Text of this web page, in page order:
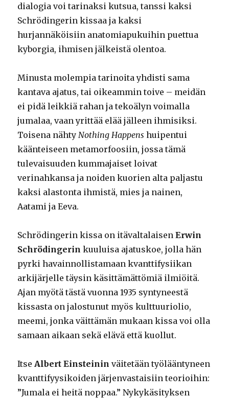
dialogia voi tarinaksi kutsua, tanssi kaksi
Schrödingerin kissaa ja kaksi
hurjannäköisiin anatomiapukuihin puettua
kyborgia, ihmisen jälkeistä olentoa.
Minusta molempia tarinoita yhdisti sama
kantava ajatus, tai oikeammin toive – meidän
ei pidä leikkiä rahan ja tekoälyn voimalla
jumalaa, vaan yrittää elää jälleen ihmisiksi.
Toisena nähty Nothing Happens huipentui
käänteiseen metamorfoosiin, jossa tämä
tulevaisuuden kummajaiset loivat
verinahkansa ja noiden kuorien alta paljastu
kaksi alastonta ihmistä, mies ja nainen,
Aatami ja Eeva.
Schrödingerin kissa on itävaltalaisenErwin
Schrödingerin kuuluisa ajatuskoe, jolla hän
pyrki havainnollistamaan kvanttifysiikan
arkijärjelle täysin käsittämättömiä ilmiöitä.
Ajan myötä tästä vuonna 1935 syntyneestä
kissasta on jalostunut myös kulttuuriolio,
meemi, jonka väittämän mukaan kissa voi olla
samaan aikaan sekä elävä että kuollut.
Itse Albert Einsteinin väitetään työlääntyneen
kvanttifyysikoiden järjenvastaisiin teorioihin:
”Jumala ei heitä noppaa.” Nykykäsityksen